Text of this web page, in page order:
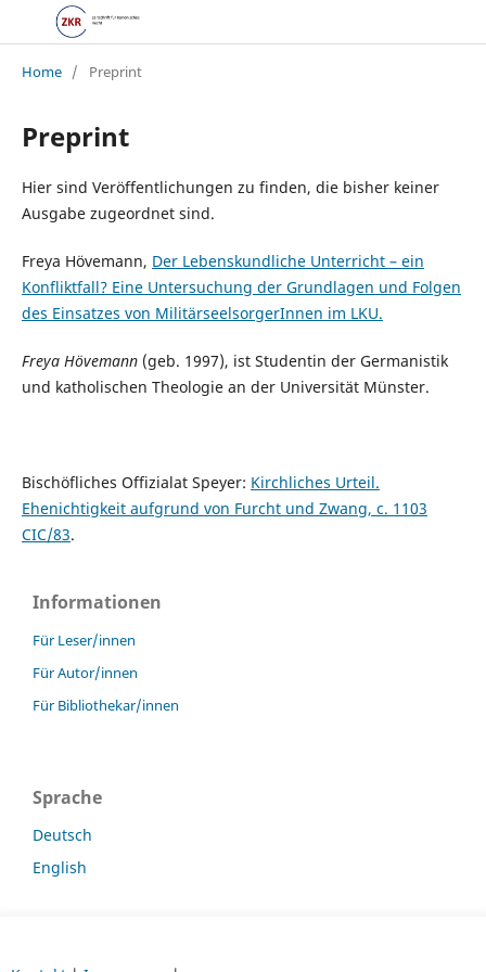
Home / Preprint
Preprint
Hier sind Veröffentlichungen zu finden, die bisher keiner
Ausgabe zugeordnet sind.
Freya Hövemann, Der Lebenskundliche Unterricht – ein
Konfliktfall? Eine Untersuchung der Grundlagen und Folgen
des Einsatzes von MilitärseelsorgerInnen im LKU.
Freya Hövemann(geb. 1997), ist Studentin der Germanistik
und katholischen Theologie an der Universität Münster.
Bischöfliches Offizialat Speyer: Kirchliches Urteil.
Ehenichtigkeit aufgrund von Furcht und Zwang, c. 1103
CIC/83.
Informationen
Für Leser/innen
Für Autor/innen
Für Bibliothekar/innen
Sprache
Deutsch
English